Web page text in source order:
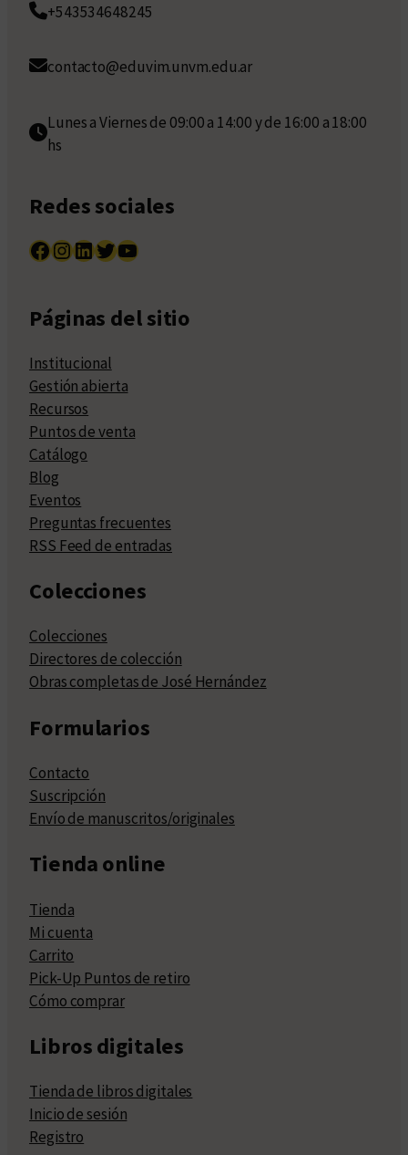
+543534648245
contacto@eduvim.unvm.edu.ar
Lunes a Viernes de 09:00 a 14:00 y de 16:00 a 18:00
hs
Redes sociales
Facebook InstagramLinkedIn Twitter YouTube
Páginas del sitio
Institucional
Gestión abierta
Recursos
Puntos de venta
Catálogo
Blog
Eventos
Preguntas frecuentes
RSS Feed de entradas
Colecciones
Colecciones
Directores de colección
Obras completas de José Hernández
Formularios
Contacto
Suscripción
Envío de manuscritos/originales
Tienda online
Tienda
Mi cuenta
Carrito
Pick-Up Puntos de retiro
Cómo comprar
Libros digitales
Tienda de libros digitales
Inicio de sesión
Registro